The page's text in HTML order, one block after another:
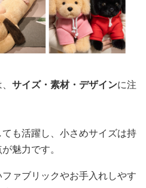
サイズ・素材・デザインに注
も活躍し、小さめサイズは持
魅力です。
ァブリックやお手入れしやす